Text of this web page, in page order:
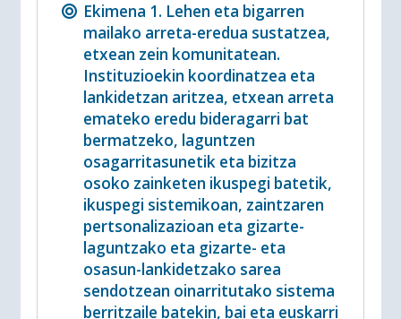
Ekimena 1. Lehen eta bigarren
mailako arreta-eredua sustatzea,
etxean zein komunitatean.
Instituzioekin koordinatzea eta
lankidetzan aritzea, etxean arreta
emateko eredu bideragarri bat
bermatzeko, laguntzen
osagarritasunetik eta bizitza
osoko zainketen ikuspegi batetik,
ikuspegi sistemikoan, zaintzaren
pertsonalizazioan eta gizarte-
laguntzako eta gizarte- eta
osasun-lankidetzako sarea
sendotzean oinarritutako sistema
berritzaile batekin, bai eta euskarri